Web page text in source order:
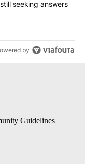
dies while still
seeking answers
by
Guidelines